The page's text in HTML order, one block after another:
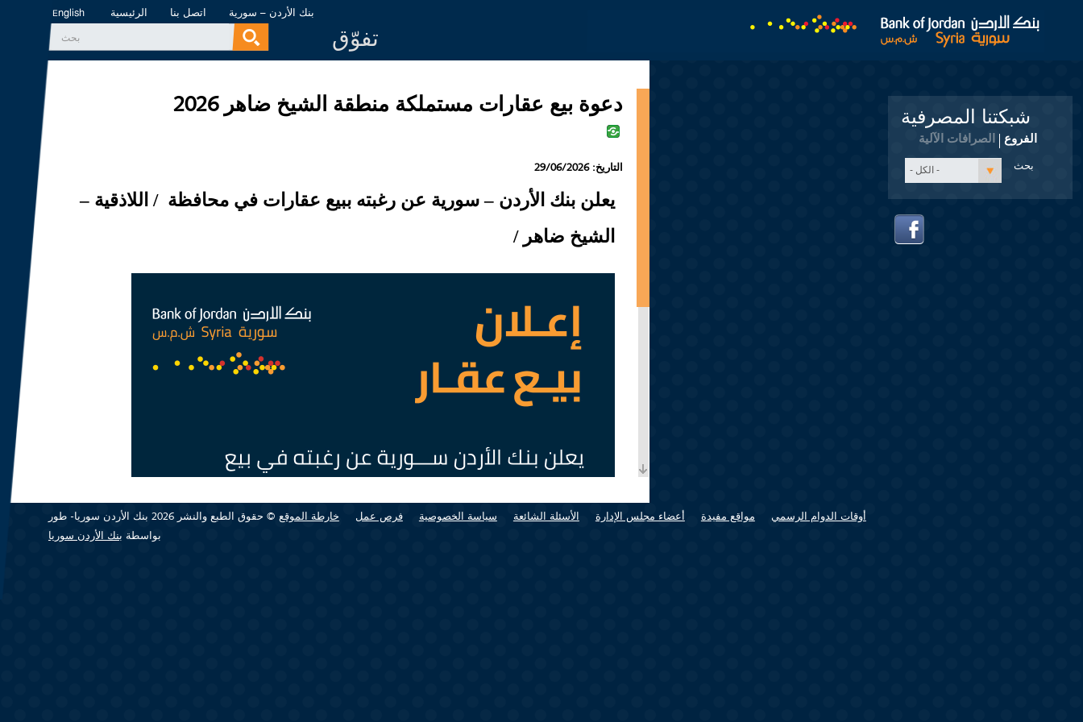
English الرئيسية اتصل بنا بنك الأردن – سورية
استمارة البحث
‏بحث ‏ تفوّق
دعوة بيع عقارات مستملكة منطقة الشيخ ضاهر 2026
التاريخ:29/06/2026
يعلن بنك الأردن – سورية عن رغبته ببيع عقارات في محافظة / اللاذقية –
الشيخ ضاهر /
شبكتنا المصرفية
الفروع الصرافات الآلية
- الكل -
خارطة الموقع فرص عمل سياسة الخصوصية الأسئلة الشائعة أعضاء مجلس الإدارة مواقع مفيدة أوقات الدوام الرسمي
© حقوق الطبع والنشر 2026 بنك الأردن سوريا- طور
بواسطة بنك الأردن سوريا